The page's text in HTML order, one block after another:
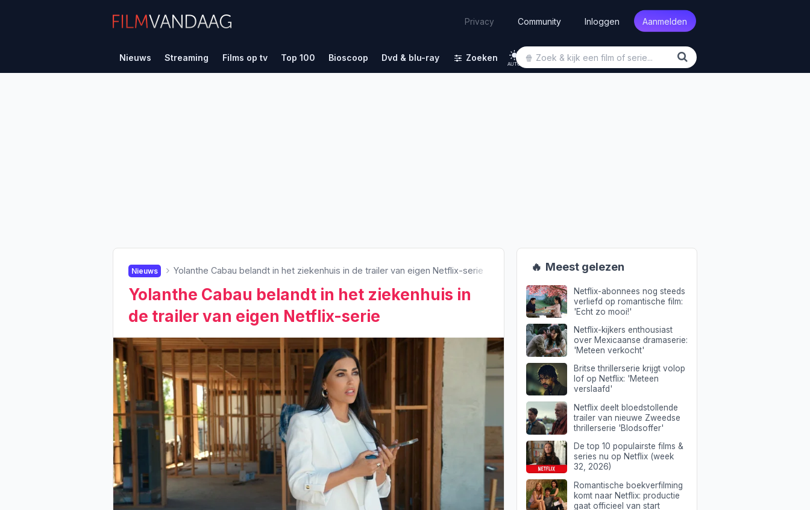
Privacy Community Inloggen Aanmelden
Nieuws Streaming Films op tv Top 100 Bioscoop Dvd & blu-ray Zoeken
AUTO
Nieuws Yolanthe Cabau belandt in het ziekenhuis in de trailer van eigen Netflix-serie
Yolanthe Cabau belandt in het ziekenhuis in
de trailer van eigen Netflix-serie
🔥 Meest gelezen
Netflix-abonnees nog steeds
verliefd op romantische film:
'Echt zo mooi!'
Netflix-kijkers enthousiast
over Mexicaanse dramaserie:
'Meteen verkocht'
Britse thrillerserie krijgt volop
lof op Netflix: 'Meteen
verslaafd'
Netflix deelt bloedstollende
trailer van nieuwe Zweedse
thrillerserie 'Blodsoffer'
De top 10 populairste films &
series nu op Netflix (week
32, 2026)
Romantische boekverfilming
komt naar Netflix: productie
gaat officieel van start